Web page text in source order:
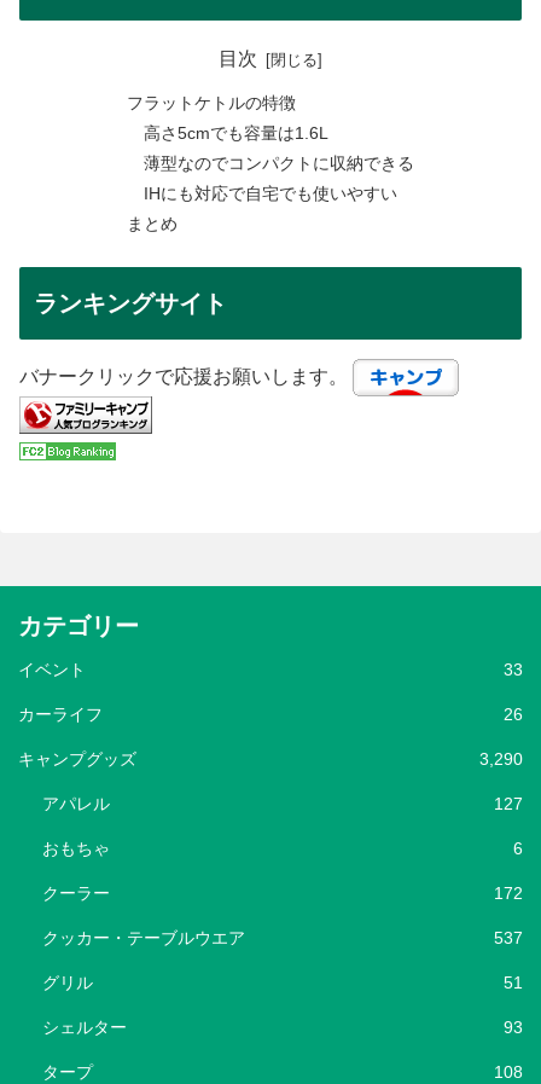
目次
フラットケトルの特徴
高さ5cmでも容量は1.6L
薄型なのでコンパクトに収納できる
IHにも対応で自宅でも使いやすい
まとめ
ランキングサイト
バナークリックで応援お願いします。
カテゴリー
イベント 33
カーライフ 26
キャンプグッズ 3,290
アパレル 127
おもちゃ 6
クーラー 172
クッカー・テーブルウエア 537
グリル 51
シェルター 93
タープ 108